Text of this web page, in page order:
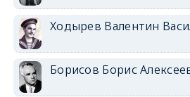
Ходырев Валентин
Борисов Борис